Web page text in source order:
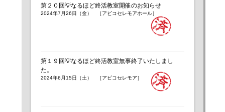
第２０回💡なるほど終活教室開催のお知らせ
2024年7月26日（金） ［アビコセレモアホール］
第１９回💡なるほど終活教室無事終了いたしまし
た。
2024年6月15日（土） ［アビコセレモア］